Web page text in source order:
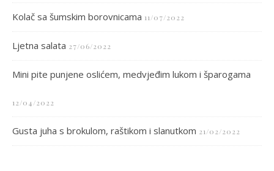
Kolač sa šumskim borovnicama 11/07/2022
Ljetna salata 27/06/2022
Mini pite punjene oslićem, medvjeđim lukom i šparogama
12/04/2022
Gusta juha s brokulom, raštikom i slanutkom 21/02/2022